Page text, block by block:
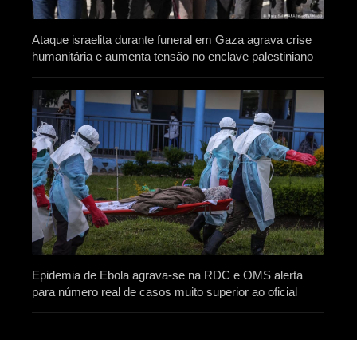
Ataque israelita durante funeral em Gaza agrava crise
humanitária e aumenta tensão no enclave palestiniano
Epidemia de Ebola agrava-se na RDC e OMS alerta
para número real de casos muito superior ao oficial